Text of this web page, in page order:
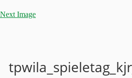
Next Image